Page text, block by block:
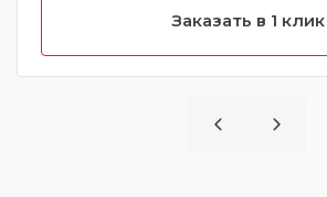
Заказать в 1 клик